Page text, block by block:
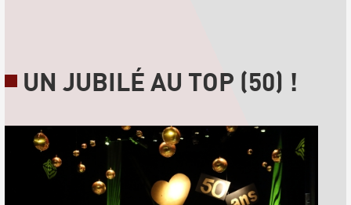
UN JUBILÉ AU TOP (50) !